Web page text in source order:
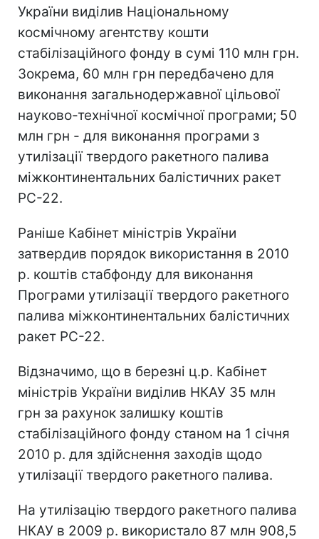
України виділив Національному
космічному агентству кошти
стабілізаційного фонду в сумі 110 млн грн.
Зокрема, 60 млн грн передбачено для
виконання загальнодержавної цільової
науково-технічної космічної програми; 50
млн грн - для виконання програми з
утилізації твердого ракетного палива
міжконтинентальних балістичних ракет
РС-22.
Раніше Кабінет міністрів України
затвердив порядок використання в 2010
р. коштів стабфонду для виконання
Програми утилізації твердого ракетного
палива міжконтинентальних балістичних
ракет РС-22.
Відзначимо, що в березні ц.р. Кабінет
міністрів України виділив НКАУ 35 млн
грн за рахунок залишку коштів
стабілізаційного фонду станом на 1 січня
2010 р. для здійснення заходів щодо
утилізації твердого ракетного палива.
На утилізацію твердого ракетного палива
НКАУ в 2009 р. використало 87 млн 908,5